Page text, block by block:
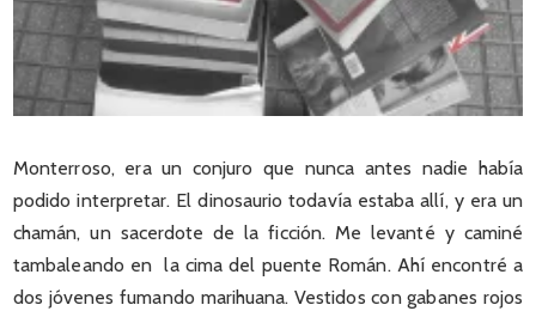
Monterroso, era un conjuro que nunca antes nadie había
podido interpretar. El dinosaurio todavía estaba allí, y era un
chamán, un sacerdote de la ficción. Me levanté y caminé
tambaleando en la cima del puente Román. Ahí encontré a
dos jóvenes fumando marihuana. Vestidos con gabanes rojos